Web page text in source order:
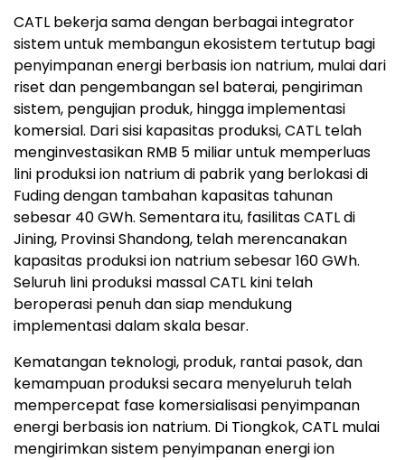
CATL bekerja sama dengan berbagai integrator
sistem untuk membangun ekosistem tertutup bagi
penyimpanan energi berbasis ion natrium, mulai dari
riset dan pengembangan sel baterai, pengiriman
sistem, pengujian produk, hingga implementasi
komersial. Dari sisi kapasitas produksi, CATL telah
menginvestasikan RMB 5 miliar untuk memperluas
lini produksi ion natrium di pabrik yang berlokasi di
Fuding dengan tambahan kapasitas tahunan
sebesar 40 GWh. Sementara itu, fasilitas CATL di
Jining, Provinsi Shandong, telah merencanakan
kapasitas produksi ion natrium sebesar 160 GWh.
Seluruh lini produksi massal CATL kini telah
beroperasi penuh dan siap mendukung
implementasi dalam skala besar.
Kematangan teknologi, produk, rantai pasok, dan
kemampuan produksi secara menyeluruh telah
mempercepat fase komersialisasi penyimpanan
energi berbasis ion natrium. Di Tiongkok, CATL mulai
mengirimkan sistem penyimpanan energi ion